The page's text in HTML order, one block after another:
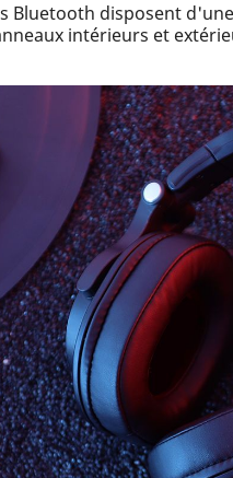
Bluetooth disposent
intérieurs et